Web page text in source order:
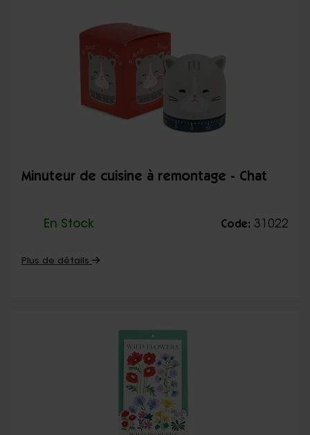
Minuteur de cuisine à remontage - Chat
En Stock Code: 31022
Plus de détails